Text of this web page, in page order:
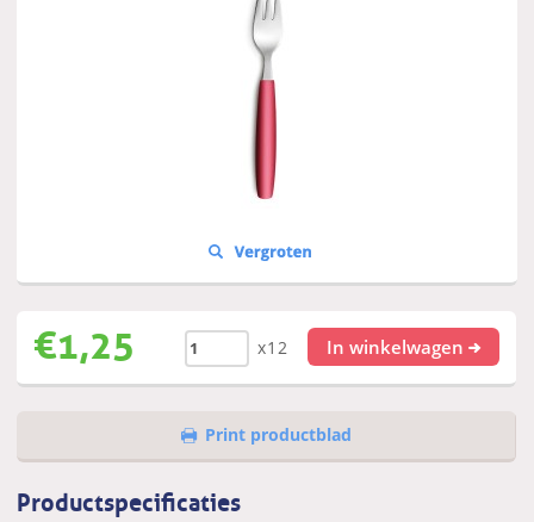
€1,25 x12 In winkelwagen
Print productblad
Productspecificaties